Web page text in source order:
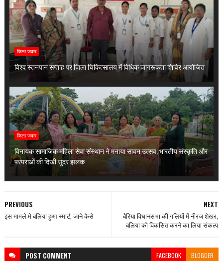
जिला जवार
विश्व स्तनपान सप्ताह पर जिला चिकित्सालय में विधिक जागरूकता शिविर आयोजित
जिला जवार
विनायक सामाजिक महिला सेवा संस्थान ने मनाया सावन उत्सव, भारतीय संस्कृति और
परंपराओं की दिखी सुंदर झलक
NEXT
बैरिया विधानसभा की गलियों में नीरज शेखर,
बलिया को विकसित करने का लिया संकल्प
PREVIOUS
इस मामले मे बलिया हुआ स्मार्ट, जाने कैसे
POST COMMENT FACEBOOK BLOGGER